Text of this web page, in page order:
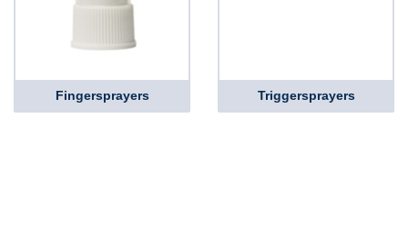
Fingersprayers Triggersprayers